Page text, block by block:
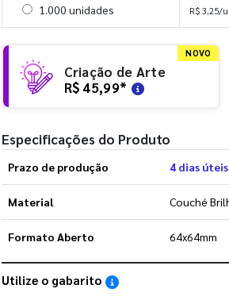
Selecionar 1000 unidades
1.000 unidades R$ 3,25/
NOVO
Criação de Arte
R$ 45,99*
Especificações do Produto
Prazo de produção 4 dias
Material Couché
Formato Aberto 64x64mm
Utilize o gabarito Saiba como utilizar os